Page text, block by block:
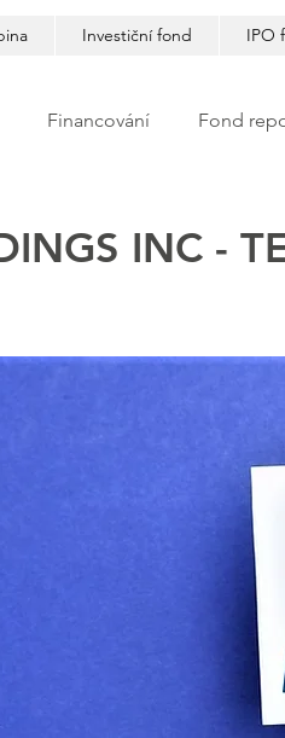
Investiční fond IPO
Financování Fond
INC -